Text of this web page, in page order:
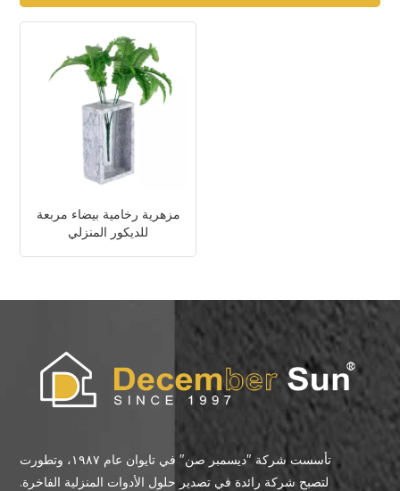
مزهرية رخامية بيضاء مربعة
للديكور المنزلي
تأسست شركة "ديسمبر صن" في تايوان عام ١٩٨٧، وتطورت
لتصبح شركة رائدة في تصدير حلول الأدوات المنزلية الفاخرة.